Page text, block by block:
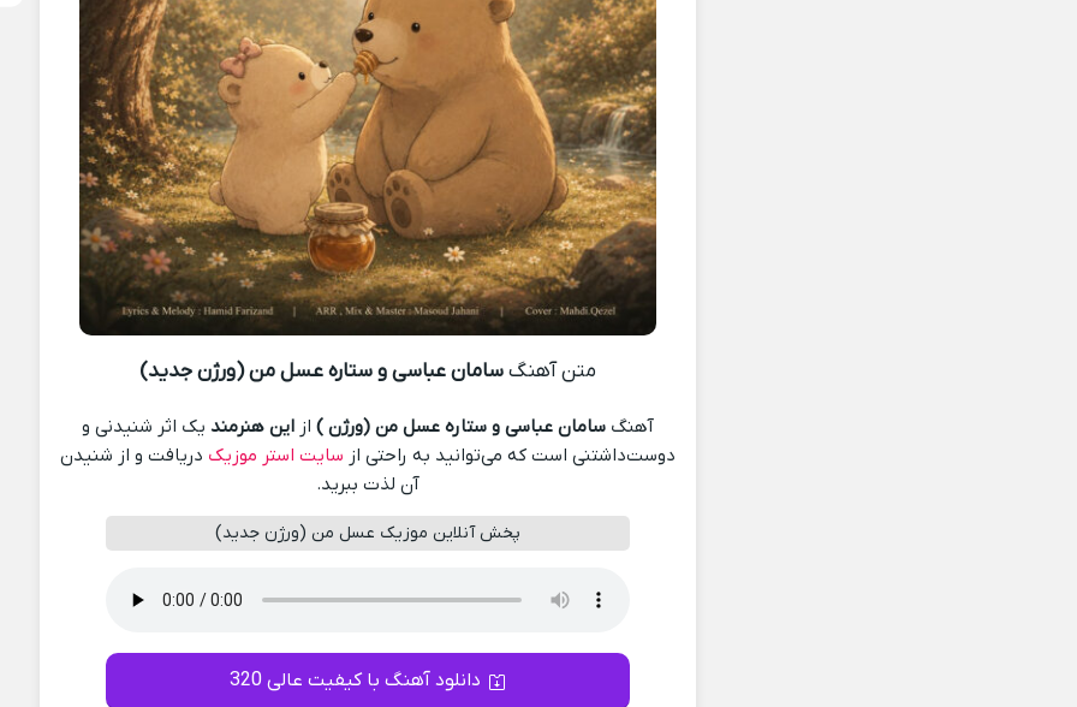
متن آهنگسامان عباسی و ستاره عسل من (ورژن جدید)
آهنگسامان عباسی و ستاره عسل من (ورژن ) ازاین هنرمند یک اثر شنیدنی و
دوست‌داشتنی است که می‌توانید به راحتی از سایت استر موزیک دریافت و از شنیدن
آن لذت ببرید.
پخش آنلاین موزیک عسل من (ورژن جدید)
دانلود آهنگ با کیفیت عالی 320